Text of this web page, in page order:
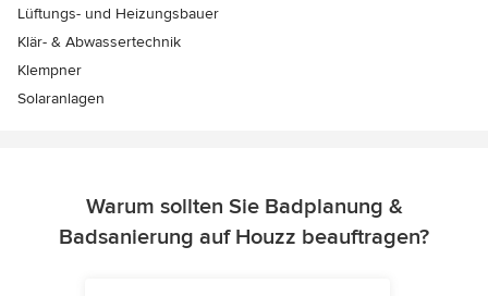
Lüftungs- und Heizungsbauer
Klär- & Abwassertechnik
Klempner
Solaranlagen
Warum sollten Sie Badplanung &
Badsanierung auf Houzz beauftragen?